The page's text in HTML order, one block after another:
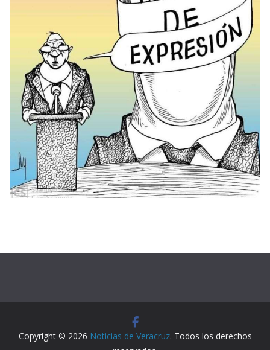
Copyright © 2026 Noticias de Veracruz. Todos los derechos